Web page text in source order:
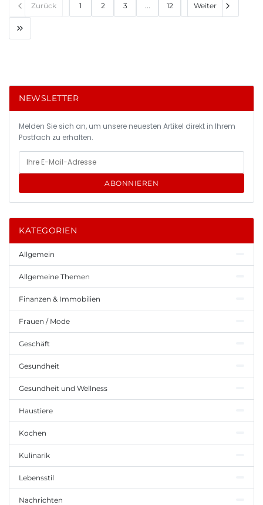
Zurück 1 2 3 ... 12 Weiter
NEWSLETTER
Melden Sie sich an, um unsere neuesten Artikel direkt in Ihrem
Postfach zu erhalten.
ABONNIEREN
KATEGORIEN
Allgemein
Allgemeine Themen
Finanzen & Immobilien
Frauen / Mode
Geschäft
Gesundheit
Gesundheit und Wellness
Haustiere
Kochen
Kulinarik
Lebensstil
Nachrichten